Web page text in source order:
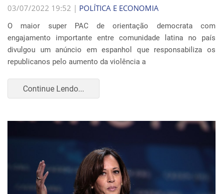
03/07/2022 19:52 | POLÍTICA E ECONOMIA
O maior super PAC de orientação democrata com
engajamento importante entre comunidade latina no país
divulgou um anúncio em espanhol que responsabiliza os
republicanos pelo aumento da violência a
Continue Lendo...